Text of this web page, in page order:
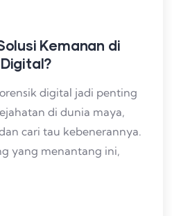
Kemanan di
digital jadi penting
di dunia maya,
cari tau kebenerannya.
yang menantang ini,